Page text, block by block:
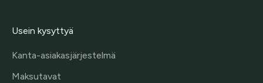
Usein kysyttyä
Kanta-asiakasjärjestelmä
Maksutavat